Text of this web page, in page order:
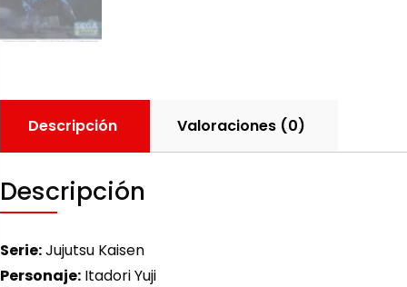
Descripción Valoraciones (0)
Descripción
Serie:Jujutsu Kaisen
Personaje:Itadori Yuji